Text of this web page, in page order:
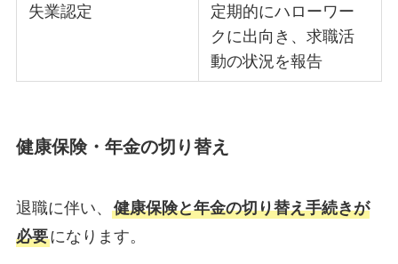
失業認定
定期的にハローワー
クに出向き、求職活
動の状況を報告
健康保険・年金の切り替え
退職に伴い、 健康保険と年金の切り替え手続きが
必要になります。